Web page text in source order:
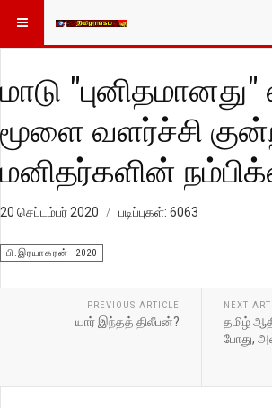
மாடு
மூளை வளர்ச்சி
மனிதர்களின்
20 செப்டம்பர் 2020 படிப்புகள்: 6063
பி.இரயாகரன் -2020
PREVIOUS ARTICLE
யார் இந்தத் திலீபன்?
NEXT
தமிழ்
போது,